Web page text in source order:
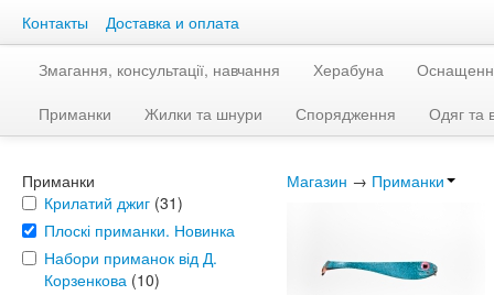
Контакты Доставка и оплата
Змагання, консультації, навчання Херабуна
Приманки
Жилки та шнури Спорядження Одяг та
Приманки
Крилатий джиг (31)
Плоскі приманки. Новинка
Набори приманок від Д.
Корзенкова (10)
Магазин → Приманки